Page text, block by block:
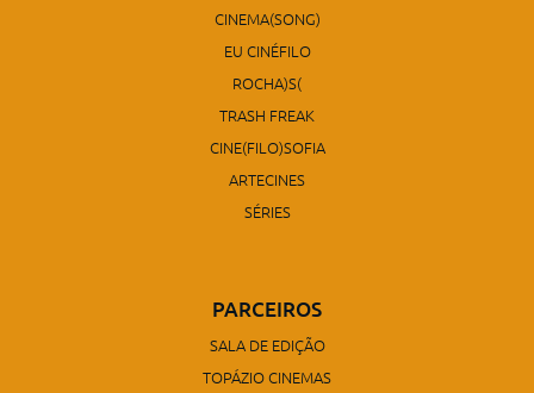
CINEMA(SONG)
EU CINÉFILO
ROCHA)S(
TRASH FREAK
CINE(FILO)SOFIA
ARTECINES
SÉRIES
PARCEIROS
SALA DE EDIÇÃO
TOPÁZIO CINEMAS